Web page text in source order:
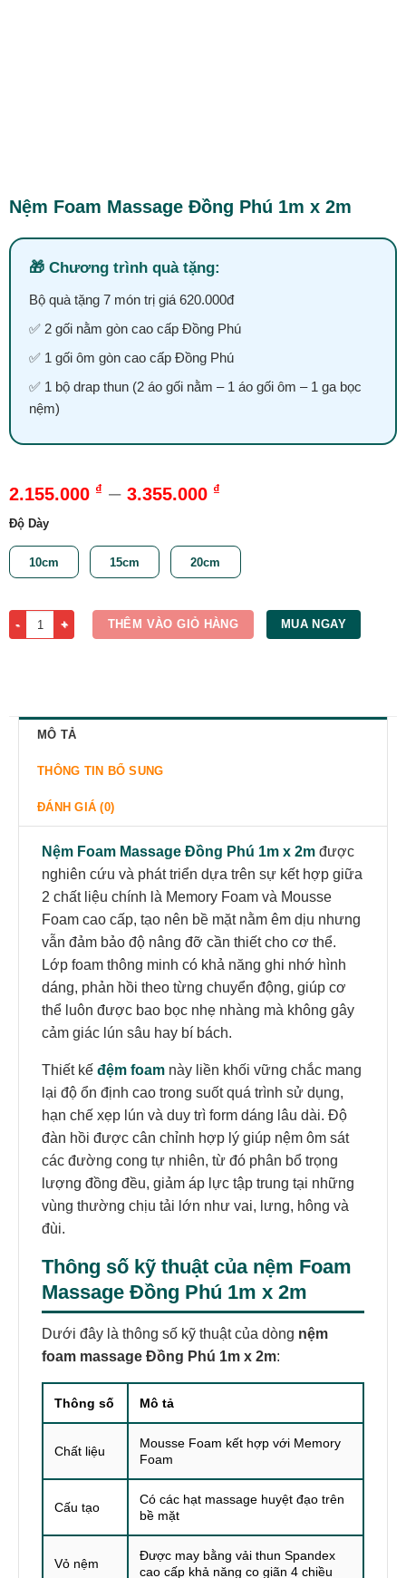
Nệm Foam Massage Đồng Phú 1m x 2m
Chương trình quà tặng:
Bộ quà tặng 7 món trị giá 620.000đ
✅ 2 gối nằm gòn cao cấp Đồng Phú
✅ 1 gối ôm gòn cao cấp Đồng Phú
✅ 1 bộ drap thun (2 áo gối nằm – 1 áo gối ôm – 1 ga bọc
nệm)
2.155.000 ₫ – 3.355.000 ₫
Độ Dày
10cm 15cm 20cm
Nệm Foam Massage Đồng Phú 1m x 2m số lượng
THÊM VÀO GIỎ HÀNG MUA NGAY
MÔ TẢ
THÔNG TIN BỔ SUNG
ĐÁNH GIÁ (0)
Nệm Foam Massage Đồng Phú 1m x 2m được
nghiên cứu và phát triển dựa trên sự kết hợp giữa
2 chất liệu chính là Memory Foam và Mousse
Foam cao cấp, tạo nên bề mặt nằm êm dịu nhưng
vẫn đảm bảo độ nâng đỡ cần thiết cho cơ thể.
Lớp foam thông minh có khả năng ghi nhớ hình
dáng, phản hồi theo từng chuyển động, giúp cơ
thể luôn được bao bọc nhẹ nhàng mà không gây
cảm giác lún sâu hay bí bách.
Thiết kế đệm foam này liền khối vững chắc mang
lại độ ổn định cao trong suốt quá trình sử dụng,
hạn chế xẹp lún và duy trì form dáng lâu dài. Độ
đàn hồi được cân chỉnh hợp lý giúp nệm ôm sát
các đường cong tự nhiên, từ đó phân bổ trọng
lượng đồng đều, giảm áp lực tập trung tại những
vùng thường chịu tải lớn như vai, lưng, hông và
đùi.
Thông số kỹ thuật của nệm Foam
Massage Đồng Phú 1m x 2m
Dưới đây là thông số kỹ thuật của dòng nệm
foam massage Đồng Phú 1m x 2m:
Thông số Mô tả
Chất liệu
Mousse Foam kết hợp với Memory
Foam
Cấu tạo
Có các hạt massage huyệt đạo trên
bề mặt
Vỏ nệm
Được may bằng vải thun Spandex
cao cấp khả năng co giãn 4 chiều